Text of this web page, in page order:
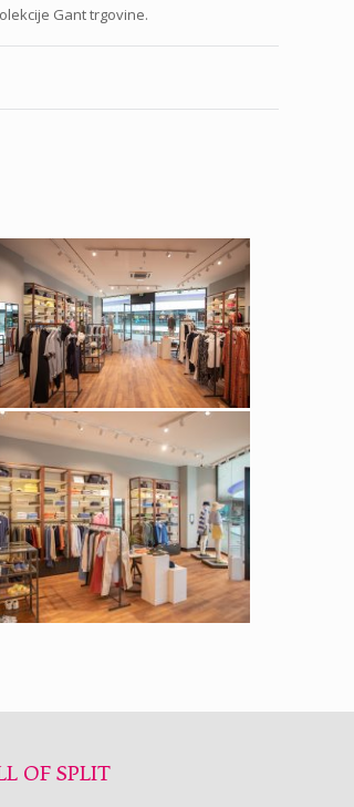
Gant trgovine.
OF SPLIT